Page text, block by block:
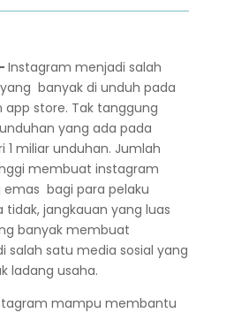
Instagram menjadi salah
banyak di unduh pada
store. Tak tanggung
yang ada pada
1 miliar unduhan. Jumlah
membuat instagram
bagi para pelaku
tidak, jangkauan yang luas
banyak membuat
salah satu media sosial yang
ladang usaha.
mampu membantu